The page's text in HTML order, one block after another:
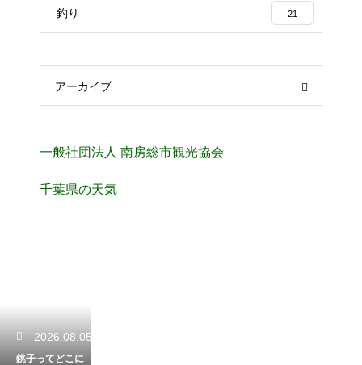
釣り 21
アーカイブ
一般社団法人 南房総市観光協会
千葉県の天気
2026.08.05
銚子ってどこに